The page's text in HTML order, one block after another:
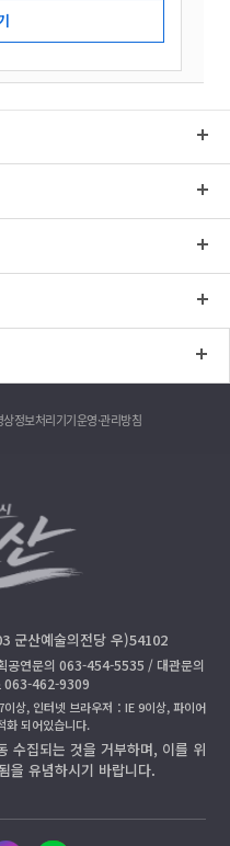
상정보처리기기운영·관리방침
군산예술의전당 우)54102
연문의 063-454-5535 / 대관문의
063-462-9309
상, 인터넷 브라우저：IE 9이상, 파이어
화 되어있습니다.
수집되는 것을 거부하며, 이를 위
을 유념하시기 바랍니다.